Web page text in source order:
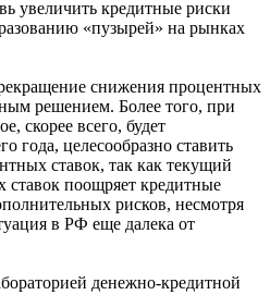
увеличить кредитные риски
«пузырей» на рынках
снижения процентных
решением. Более того, при
скорее всего, будет
года, целесообразно ставить
ставок, так как текущий
ставок поощряет кредитные
рисков, несмотря
в РФ еще далека от
денежно-кредитной